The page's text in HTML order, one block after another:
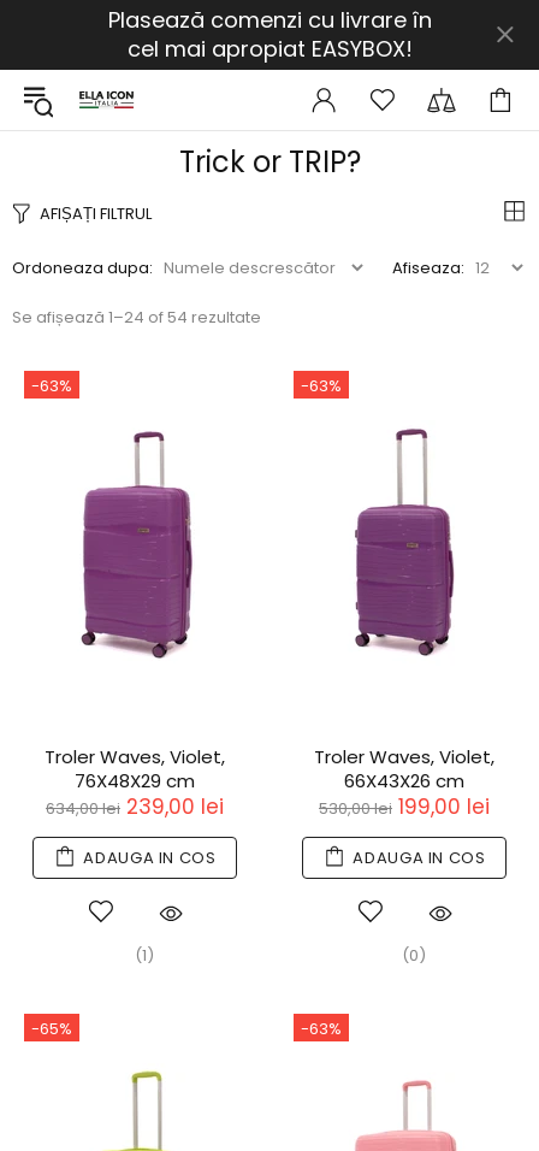
Plasează comenzi cu livrare în
cel mai apropiat EASYBOX!
Trick or TRIP?
AFIȘAȚI FILTRUL
Ordoneaza dupa: Afiseaza:
Se afișează 1–24 of 54 rezultate
-63%
Troler Waves, Violet,
76X48X29 cm
634,00 lei 239,00 lei
ADAUGA IN COS
(1)
-63%
Troler Waves, Violet,
66X43X26 cm
530,00 lei 199,00 lei
ADAUGA IN COS
(0)
-65% -63%